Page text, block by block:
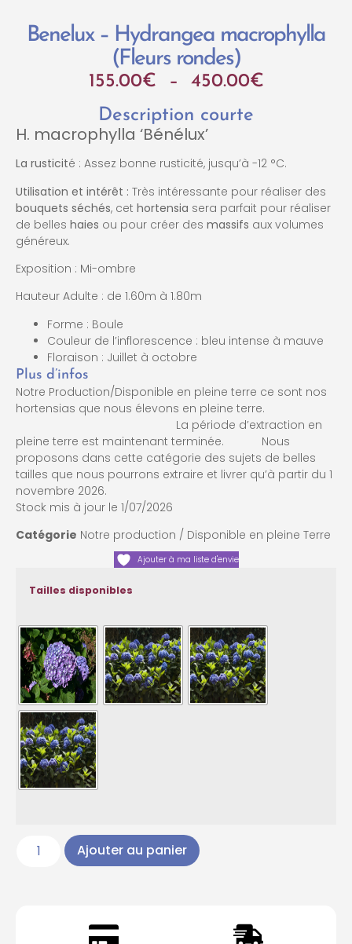
Benelux – Hydrangea macrophylla
(Fleurs rondes)
155.00€ – 450.00€
Description courte
H. macrophylla ‘Bénélux’
La rusticité : Assez bonne rusticité, jusqu’à -12 °C.
Utilisation et intérêt : Très intéressante pour réaliser des
bouquets séchés, cet hortensia sera parfait pour réaliser
de belles haies ou pour créer des massifs aux volumes
généreux.
Exposition : Mi-ombre
Hauteur Adulte : de 1.60m à 1.80m
Forme : Boule
Couleur de l’inflorescence : bleu intense à mauve
Floraison : Juillet à octobre
Plus d’infos
Notre Production/Disponible en pleine terre ce sont nos
hortensias que nous élevons en pleine terre.
La période d’extraction en
pleine terre est maintenant terminée. Nous
proposons dans cette catégorie des sujets de belles
tailles que nous pourrons extraire et livrer qu’à partir du 1
novembre 2026.
Stock mis à jour le 1/07/2026
Catégorie Notre production / Disponible en pleine Terre
Ajouter à ma liste d'envie
Tailles disponibles
Ajouter au panier